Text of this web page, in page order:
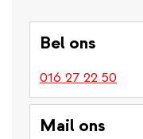
Bel ons
016 27 22 50
Mail ons